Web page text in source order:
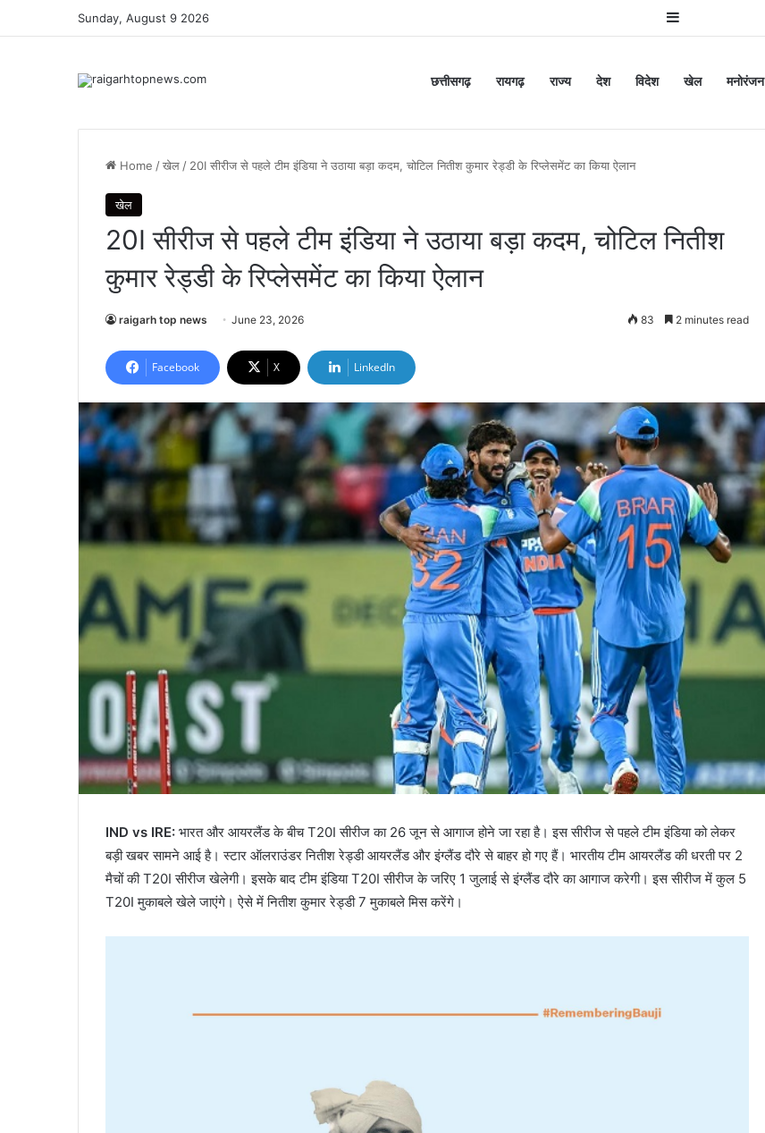
Sunday, August 9 2026 Sidebar
छत्तीसगढ़ रायगढ़ राज्य देश विदेश खेल मनोरंजन
Home /खेल / 20I सीरीज से पहले टीम इंडिया ने उठाया बड़ा कदम, चोटिल नितीश कुमार रेड्डी के रिप्लेसमेंट का किया ऐलान
खेल
20I सीरीज से पहले टीम इंडिया ने उठाया बड़ा कदम, चोटिल नितीश
कुमार रेड्डी के रिप्लेसमेंट का किया ऐलान
raigarh top news June 23, 2026 83 2 minutes read
Facebook X LinkedIn
IND vs IRE: भारत और आयरलैंड के बीच T20I सीरीज का 26 जून से आगाज होने जा रहा है। इस सीरीज से पहले टीम इंडिया को लेकर
बड़ी खबर सामने आई है। स्टार ऑलराउंडर नितीश रेड्डी आयरलैंड और इंग्लैंड दौरे से बाहर हो गए हैं। भारतीय टीम आयरलैंड की धरती पर 2
मैचों की T20I सीरीज खेलेगी। इसके बाद टीम इंडिया T20I सीरीज के जरिए 1 जुलाई से इंग्लैंड दौरे का आगाज करेगी। इस सीरीज में कुल 5
T20I मुकाबले खेले जाएंगे। ऐसे में नितीश कुमार रेड्डी 7 मुकाबले मिस करेंगे।